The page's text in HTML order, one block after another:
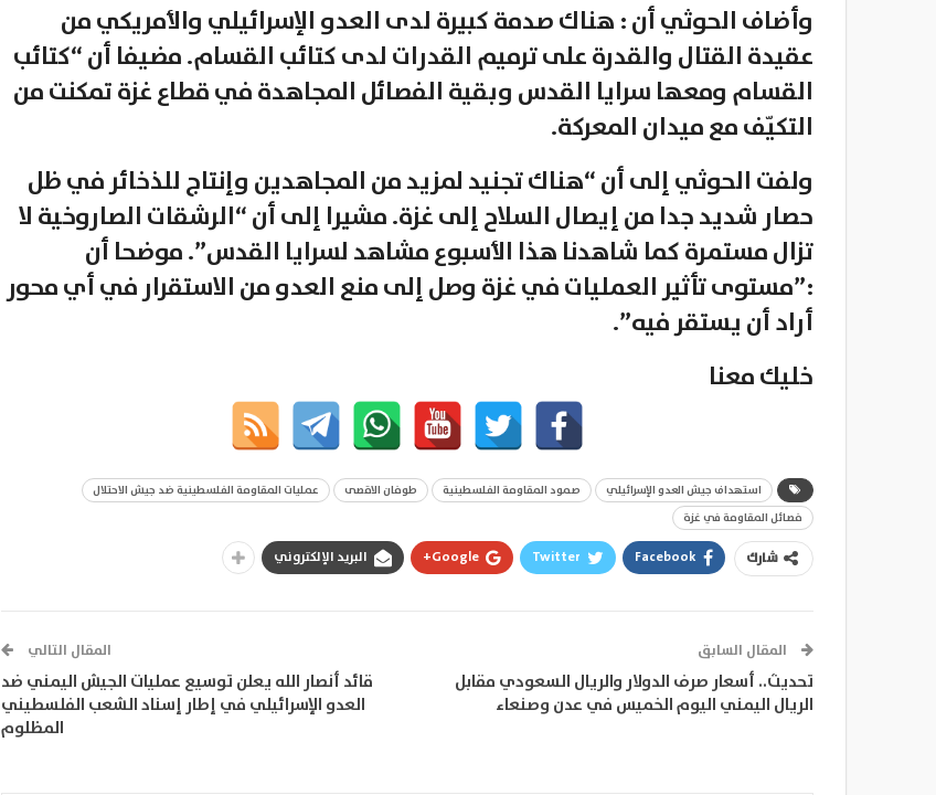
وأضاف الحوثي أن : هناك صدمة كبيرة لدى العدو الإسرائيلي والأمريكي من
عقيدة القتال والقدرة على ترميم القدرات لدى كتائب القسام. مضيفا أن “كتائب
القسام ومعها سرايا القدس وبقية الفصائل المجاهدة في قطاع غزة تمكنت من
التكيّف مع ميدان المعركة.
ولفت الحوثي إلى أن “هناك تجنيد لمزيد من المجاهدين وإنتاج للذخائر في ظل
حصار شديد جدا من إيصال السلاح إلى غزة. مشيرا إلى أن “الرشقات الصاروخية لا
تزال مستمرة كما شاهدنا هذا الأسبوع مشاهد لسرايا القدس”. موضحا أن
:”مستوى تأثير العمليات في غزة وصل إلى منع العدو من الاستقرار في أي محور
أراد أن يستقر فيه”.
خليك معنا
استهداف جيش العدو الإسرائيلي صمود المقاومة الفلسطينية طوفان الاقصى
عمليات المقاومة الفلسطينية ضد جيش الاحتلال
فصائل المقاومة في غزة
شارك Facebook
Twitter
Google+ البريد الإلكتروني
المقال السابق
تحديث.. أسعار صرف الدولار والريال السعودي مقابل
الريال اليمني اليوم الخميس في عدن وصنعاء
المقال التالي
قائد أنصار الله يعلن توسيع عمليات الجيش اليمني ضد
العدو الإسرائيلي في إطار إسناد الشعب الفلسطيني
المظلوم